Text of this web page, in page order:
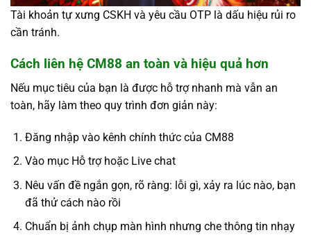
Tài khoản tự xưng CSKH và yêu cầu OTP là dấu hiệu rủi ro
cần tránh.
Cách liên hệ CM88 an toàn và hiệu quả hơn
Nếu mục tiêu của bạn là được hỗ trợ nhanh mà vẫn an
toàn, hãy làm theo quy trình đơn giản này:
Đăng nhập vào kênh chính thức của CM88
Vào mục Hỗ trợ hoặc Live chat
Nêu vấn đề ngắn gọn, rõ ràng: lỗi gì, xảy ra lúc nào, bạn
đã thử cách nào rồi
Chuẩn bị ảnh chụp màn hình nhưng che thông tin nhạy